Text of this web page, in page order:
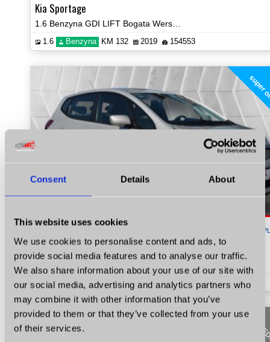
Consent Details About
This website uses cookies
We use cookies to personalise content and ads, to
provide social media features and to analyse our traffic.
We also share information about your use of our site with
our social media, advertising and analytics partners who
may combine it with other information that you’ve
provided to them or that they’ve collected from your use
of their services.
Kia Sportage
1.6 Benzyna KM 132 2019 154553
Kia Venga
1.6 Benzyna KM 125 2010 199287